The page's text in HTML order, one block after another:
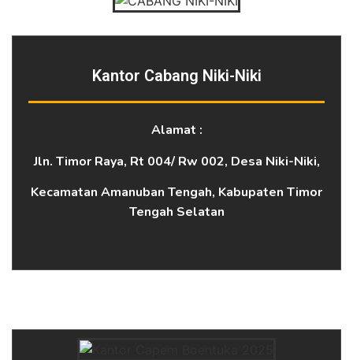
Kantor Cabang Niki-Niki
Alamat :
Jln. Timor Raya, Rt 004/ Rw 002, Desa Niki-Niki,
Kecamatan Amanuban Tengah, Kabupaten Timor
Tengah Selatan